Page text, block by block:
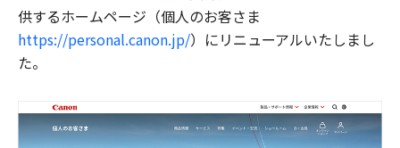
供するホームページ（個人のお客さま
https://personal.canon.jp/）にリニューアルいたしまし
た。